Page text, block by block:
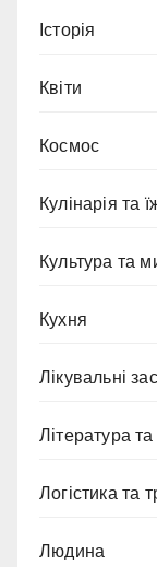
Історія
Квіти
Космос
Кулінарія та
Культура та
Кухня
Лікувальні
Література
Логістика та
Людина